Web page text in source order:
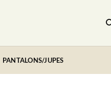
PANTALONS/JUPES